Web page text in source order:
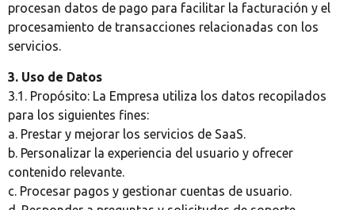
procesan datos de pago para facilitar la facturación y el
procesamiento de transacciones relacionadas con los
servicios.
3. Uso de Datos
3.1. Propósito: La Empresa utiliza los datos recopilados
para los siguientes fines:
a. Prestar y mejorar los servicios de SaaS.
b. Personalizar la experiencia del usuario y ofrecer
contenido relevante.
c. Procesar pagos y gestionar cuentas de usuario.